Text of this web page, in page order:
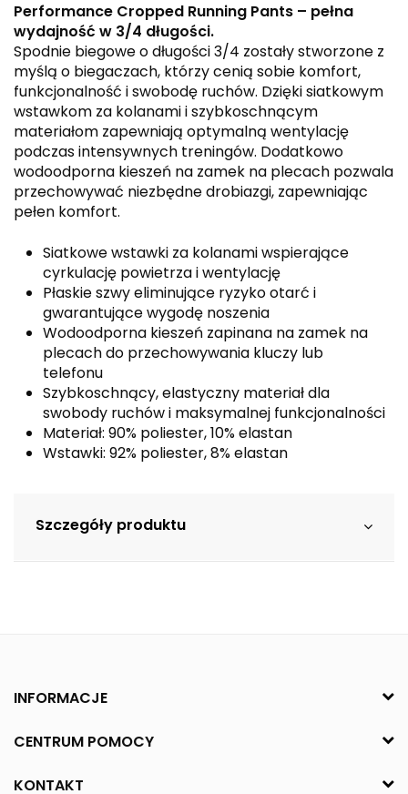
Performance Cropped Running Pants – pełna
wydajność w 3/4 długości.
Spodnie biegowe o długości 3/4 zostały stworzone z
myślą o biegaczach, którzy cenią sobie komfort,
funkcjonalność i swobodę ruchów. Dzięki siatkowym
wstawkom za kolanami i szybkoschnącym
materiałom zapewniają optymalną wentylację
podczas intensywnych treningów. Dodatkowo
wodoodporna kieszeń na zamek na plecach pozwala
przechowywać niezbędne drobiazgi, zapewniając
pełen komfort.
Siatkowe wstawki za kolanami wspierające
cyrkulację powietrza i wentylację
Płaskie szwy eliminujące ryzyko otarć i
gwarantujące wygodę noszenia
Wodoodporna kieszeń zapinana na zamek na
plecach do przechowywania kluczy lub
telefonu
Szybkoschnący, elastyczny materiał dla
swobody ruchów i maksymalnej funkcjonalności
Materiał: 90% poliester, 10% elastan
Wstawki: 92% poliester, 8% elastan
Szczegóły produktu
INFORMACJE
CENTRUM POMOCY
KONTAKT